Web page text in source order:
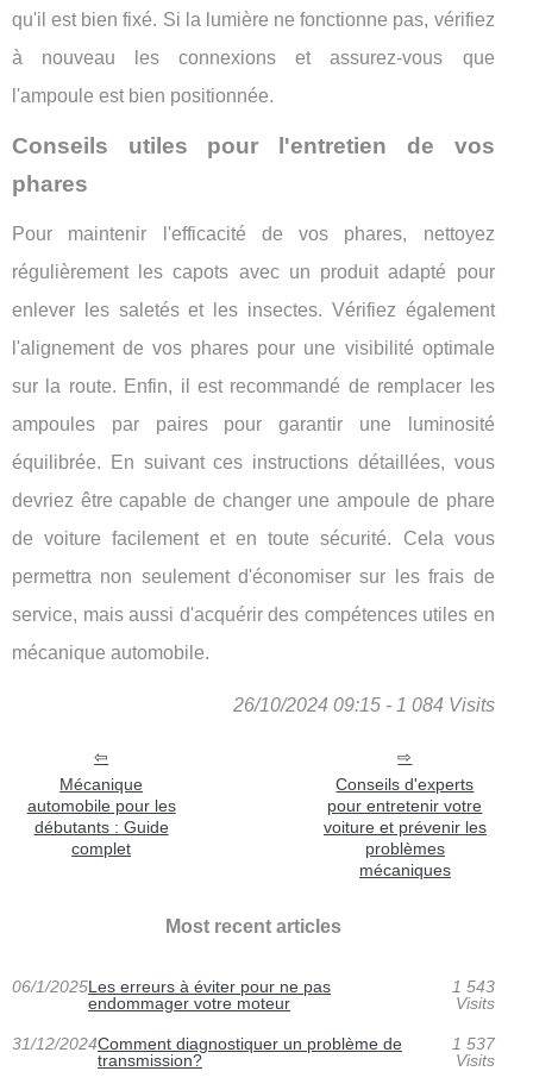
qu'il est bien fixé. Si la lumière ne fonctionne pas, vérifiez
à nouveau les connexions et assurez-vous que
l'ampoule est bien positionnée.
Conseils utiles pour l'entretien de vos
phares
Pour maintenir l'efficacité de vos phares, nettoyez
régulièrement les capots avec un produit adapté pour
enlever les saletés et les insectes. Vérifiez également
l'alignement de vos phares pour une visibilité optimale
sur la route. Enfin, il est recommandé de remplacer les
ampoules par paires pour garantir une luminosité
équilibrée. En suivant ces instructions détaillées, vous
devriez être capable de changer une ampoule de phare
de voiture facilement et en toute sécurité. Cela vous
permettra non seulement d'économiser sur les frais de
service, mais aussi d'acquérir des compétences utiles en
mécanique automobile.
26/10/2024 09:15 - 1 084 Visits
Mécanique
automobile pour les
débutants : Guide
complet
Conseils d'experts
pour entretenir votre
voiture et prévenir les
problèmes
mécaniques
Most recent articles
06/1/2025Les erreurs à éviter pour ne pas
endommager votre moteur
1 543
Visits
31/12/2024Comment diagnostiquer un problème de
transmission?
1 537
Visits